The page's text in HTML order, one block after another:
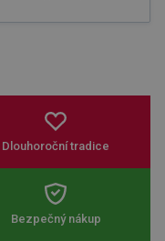
Dlouhoroční tradice
Bezpečný nákup